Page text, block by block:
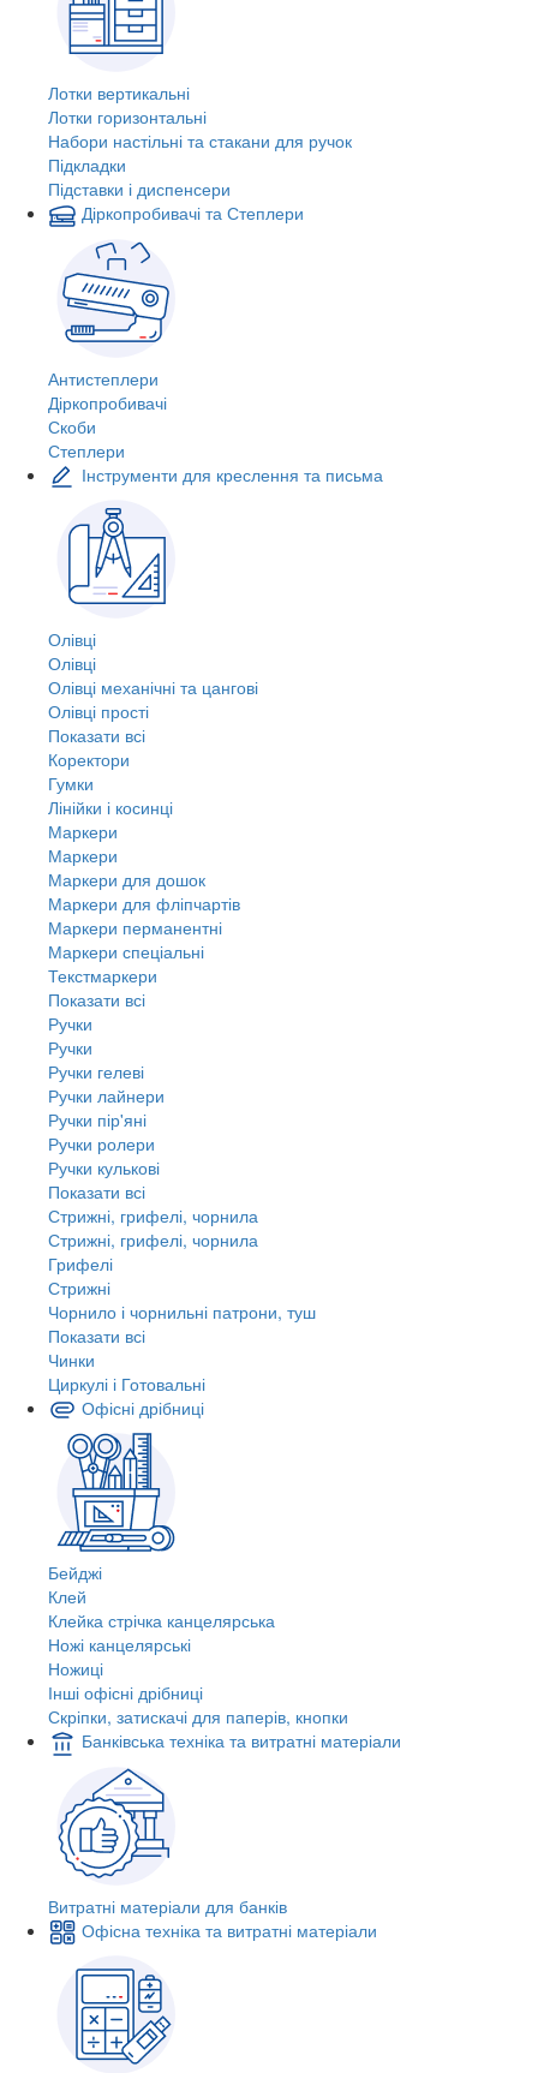
Лотки вертикальні
Лотки горизонтальні
Набори настільні та стакани для ручок
Підкладки
Підставки і диспенсери
Діркопробивачі та Степлери
Антистеплери
Діркопробивачі
Скоби
Степлери
Інструменти для креслення та письма
Олівці
Олівці
Олівці механічні та цангові
Олівці прості
Показати всі
Коректори
Гумки
Лінійки і косинці
Маркери
Маркери
Маркери для дошок
Маркери для фліпчартів
Маркери перманентні
Маркери спеціальні
Текстмаркери
Показати всі
Ручки
Ручки
Ручки гелеві
Ручки лайнери
Ручки пір'яні
Ручки ролери
Ручки кулькові
Показати всі
Стрижні, грифелі, чорнила
Стрижні, грифелі, чорнила
Грифелі
Стрижні
Чорнило і чорнильні патрони, туш
Показати всі
Чинки
Циркулі і Готовальні
Офісні дрібниці
Бейджі
Клей
Клейка стрічка канцелярська
Ножі канцелярські
Ножиці
Інші офісні дрібниці
Скріпки, затискачі для паперів, кнопки
Банківська техніка та витратні матеріали
Витратні матеріали для банків
Офісна техніка та витратні матеріали